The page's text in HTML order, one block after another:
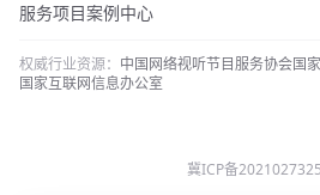
服务项目案例中心
权威行业资源： 中国网络视听节目服务协会国
国家互联网信息办公室
冀ICP备